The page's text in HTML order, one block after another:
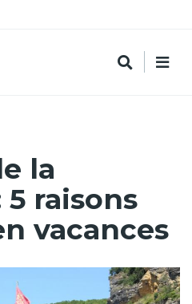
la
raisons
vacances